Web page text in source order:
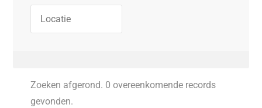
Zoeken afgerond. 0 overeenkomende records
gevonden.